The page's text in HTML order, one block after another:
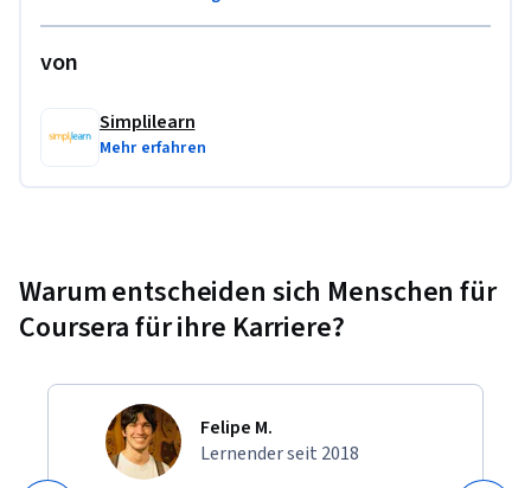
von
Simplilearn
Mehr erfahren
Warum entscheiden sich Menschen für
Coursera für ihre Karriere?
Felipe M.
Lernender seit 2018